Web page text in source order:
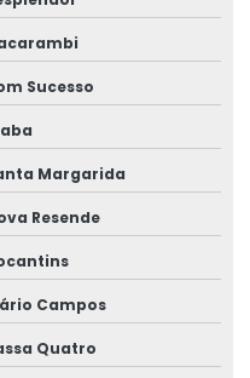
Pesada
Duplaviga
De Altura
Sucesso
Margarida
Resende
Campos
Quatro